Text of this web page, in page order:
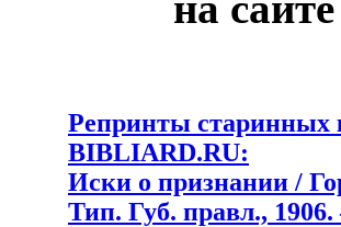
Репринты старинных
BIBLIARD.RU:
Иски о признании /
Тип. Губ. правл., 1906.